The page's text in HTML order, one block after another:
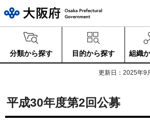
分類から探す 目的から探す 組織
更新日：2025年9
平成30年度第2回公募